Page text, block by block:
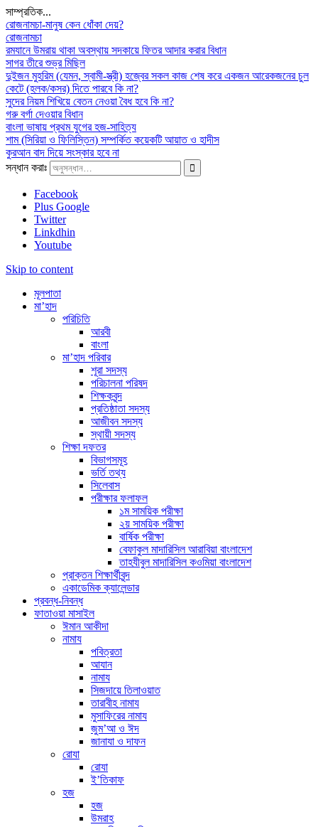
সাম্প্রতিক...
রোজনামচা-মানুষ কেন ধোঁকা দেয়?
রোজনামচা
রমযানে উমরায় থাকা অবস্থায় সদকায়ে ফিতর আদার করার বিধান
সাগর তীরে শুভ্র মিছিল
দুইজন মুহরিম (যেমন, স্বামী-স্ত্রী) হজ্বের সকল কাজ শেষ করে একজন আরেকজনের চুল
কেটে (হলক/কসর) দিতে পারবে কি না?
সুদের নিয়ম শিখিয়ে বেতন নেওয়া বৈধ হবে কি না?
গরু বর্গা দেওয়ার বিধান
বাংলা ভাষায় প্রথম যুগের হজ-সাহিত্য
শাম (সিরিয়া ও ফিলিস্তিন) সম্পর্কিত কয়েকটি আয়াত ও হাদীস
কুরআন বাদ দিয়ে সংস্কার হবে না
সন্ধান করাঃ
Facebook
Plus Google
Twitter
Linkdhin
Youtube
Skip to content
মূলপাতা
মা’হাদ
পরিচিতি
আরবী
বাংলা
মা’হাদ পরিবার
শূরা সদস্য
পরিচালনা পরিষদ
শিক্ষকবৃন্দ
প্রতিষ্ঠাতা সদস্য
আজীবন সদস্য
স্থায়ী সদস্য
শিক্ষা দফতর
বিভাগসমূহ
ভর্তি তথ্য
সিলেবাস
পরীক্ষার ফলাফল
১ম সাময়িক পরীক্ষা
২য় সাময়িক পরীক্ষা
বার্ষিক পরীক্ষা
বেফাকুল মাদারিসিল আরাবিয়া বাংলাদেশ
তাহযীবুল মাদারিসিল কওমিয়া বাংলাদেশ
প্রাক্তন শিক্ষার্থীবৃন্দ
একাডেমিক ক্যালেন্ডার
প্রবন্ধ-নিবন্ধ
ফাতাওয়া মাসাইল
ঈমান আকীদা
নামায
পবিত্রতা
আযান
নামায
সিজদায়ে তিলাওয়াত
তারাবীহ নামায
মুসাফিরের নামায
জুম’আ ও ঈদ
জানাযা ও দাফন
রোযা
রোযা
ই’তিকাফ
হজ
হজ
উমরাহ